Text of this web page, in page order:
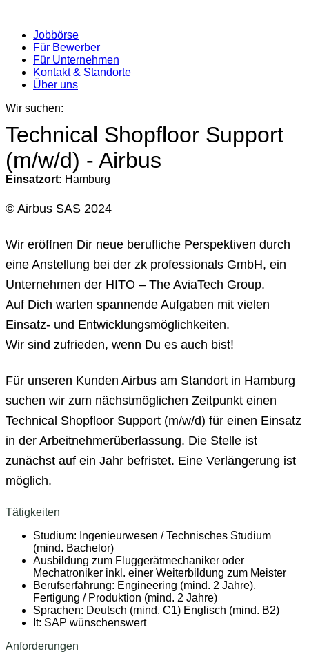
Jobbörse
Für Bewerber
Für Unternehmen
Kontakt & Standorte
Über uns
Wir suchen:
Technical Shopfloor Support
(m/w/d) - Airbus
Einsatzort: Hamburg
© Airbus SAS 2024
Wir eröffnen Dir neue berufliche Perspektiven durch
eine Anstellung bei der zk professionals GmbH, ein
Unternehmen der HITO – The AviaTech Group.
Auf Dich warten spannende Aufgaben mit vielen
Einsatz- und Entwicklungsmöglichkeiten.
Wir sind zufrieden, wenn Du es auch bist!
Für unseren Kunden Airbus am Standort in Hamburg
suchen wir zum nächstmöglichen Zeitpunkt einen
Technical Shopfloor Support (m/w/d) für einen Einsatz
in der Arbeitnehmerüberlassung. Die Stelle ist
zunächst auf ein Jahr befristet. Eine Verlängerung ist
möglich.
Tätigkeiten
Studium: Ingenieurwesen / Technisches Studium
(mind. Bachelor)
Ausbildung zum Fluggerätmechaniker oder
Mechatroniker inkl. einer Weiterbildung zum Meister
Berufserfahrung: Engineering (mind. 2 Jahre),
Fertigung / Produktion (mind. 2 Jahre)
Sprachen: Deutsch (mind. C1) Englisch (mind. B2)
It: SAP wünschenswert
Anforderungen